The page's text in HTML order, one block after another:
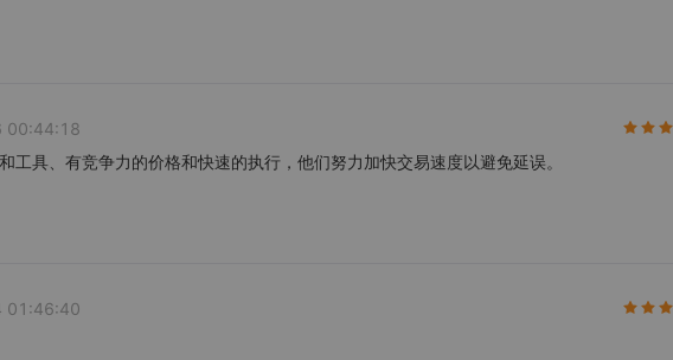
00:44:18
工具、有竞争力的价格和快速的执行，他们努力加快交易速度以避免延误。
01:46:40